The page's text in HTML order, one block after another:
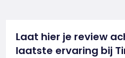
Laat hier je review
laatste ervaring bij